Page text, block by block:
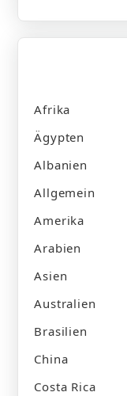
Afrika
Ägypten
Albanien
Allgemein
Amerika
Arabien
Asien
Australien
Brasilien
China
Costa Rica